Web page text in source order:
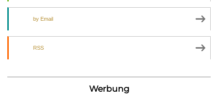
by Email
RSS
Werbung